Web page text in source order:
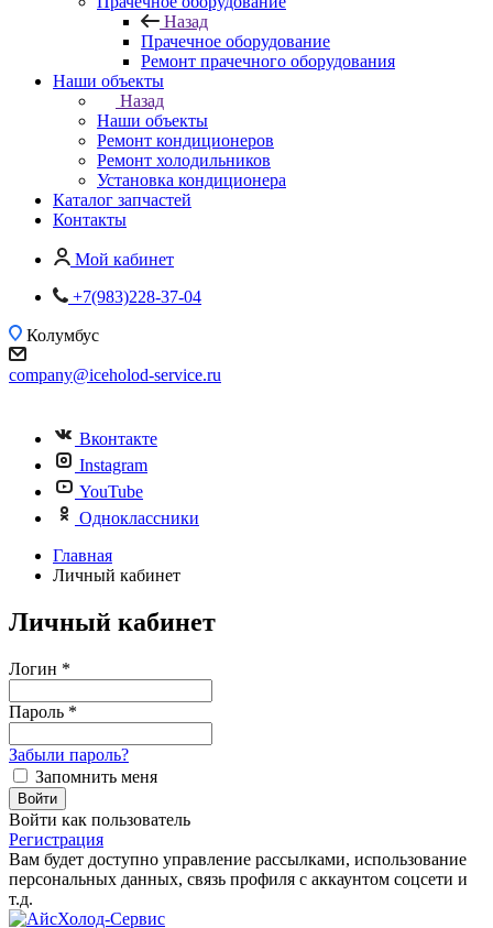
Назад
Прачечное оборудование
Ремонт прачечного оборудования
Наши объекты
Назад
Наши объекты
Ремонт кондиционеров
Ремонт холодильников
Установка кондиционера
Каталог запчастей
Контакты
Мой кабинет
+7(983)228-37-04
Колумбус
company@iceholod-service.ru
Вконтакте
Instagram
YouTube
Одноклассники
Главная
Личный кабинет
Личный кабинет
Логин *
Пароль *
Забыли пароль?
Запомнить меня
Войти
Войти как пользователь
Регистрация
Вам будет доступно управление рассылками, использование
персональных данных, связь профиля с аккаунтом соцсети и
т.д.